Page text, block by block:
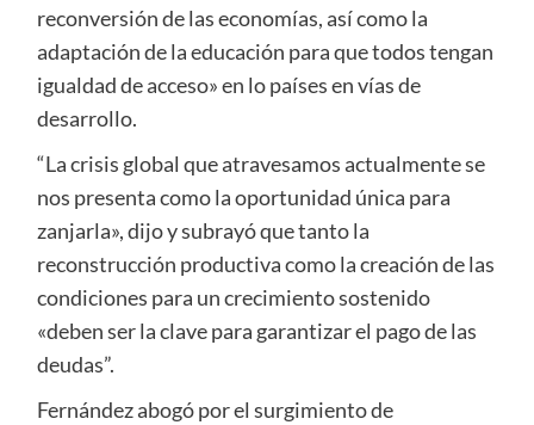
reconversión de las economías, así como la
adaptación de la educación para que todos tengan
igualdad de acceso» en lo países en vías de
desarrollo.
“La crisis global que atravesamos actualmente se
nos presenta como la oportunidad única para
zanjarla», dijo y subrayó que tanto la
reconstrucción productiva como la creación de las
condiciones para un crecimiento sostenido
«deben ser la clave para garantizar el pago de las
deudas”.
Fernández abogó por el surgimiento de